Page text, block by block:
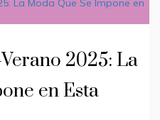
2025: La
en Esta